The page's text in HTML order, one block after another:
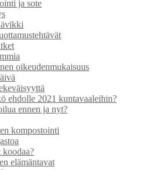
ja sote
oikeudenmukaisuus
ehdolle 2021 kuntavaaleihin?
ennen ja nyt?
kompostointi
elämäntavat